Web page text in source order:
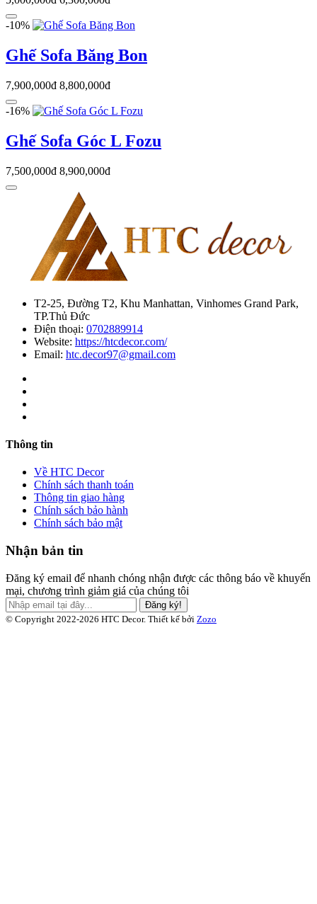
-10%
Ghế Sofa Băng Bon
7,900,000đ 8,800,000đ
-16%
Ghế Sofa Góc L Fozu
7,500,000đ 8,900,000đ
T2-25, Đường T2, Khu Manhattan, Vinhomes Grand Park,
TP.Thủ Đức
Điện thoại: 0702889914
Website: https://htcdecor.com/
Email: htc.decor97@gmail.com
Thông tin
Về HTC Decor
Chính sách thanh toán
Thông tin giao hàng
Chính sách bảo hành
Chính sách bảo mật
Nhận bản tin
Đăng ký email để nhanh chóng nhận được các thông báo về khuyến
mại, chương trình giảm giá của chúng tôi
Đăng ký!
© Copyright 2022-2026 HTC Decor. Thiết kế bởi Zozo